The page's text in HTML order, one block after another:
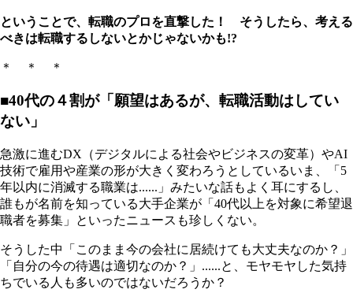
ということで、転職のプロを直撃した！ そうしたら、考える
べきは転職するしないとかじゃないかも!?
＊ ＊ ＊
■40代の４割が「願望はあるが、転職活動はしてい
ない」
急激に進むDX（デジタルによる社会やビジネスの変革）やAI
技術で雇用や産業の形が大きく変わろうとしているいま、「5
年以内に消滅する職業は......」みたいな話もよく耳にするし、
誰もが名前を知っている大手企業が「40代以上を対象に希望退
職者を募集」といったニュースも珍しくない。
そうした中「このまま今の会社に居続けても大丈夫なのか？」
「自分の今の待遇は適切なのか？」......と、モヤモヤした気持
ちでいる人も多いのではないだろうか？